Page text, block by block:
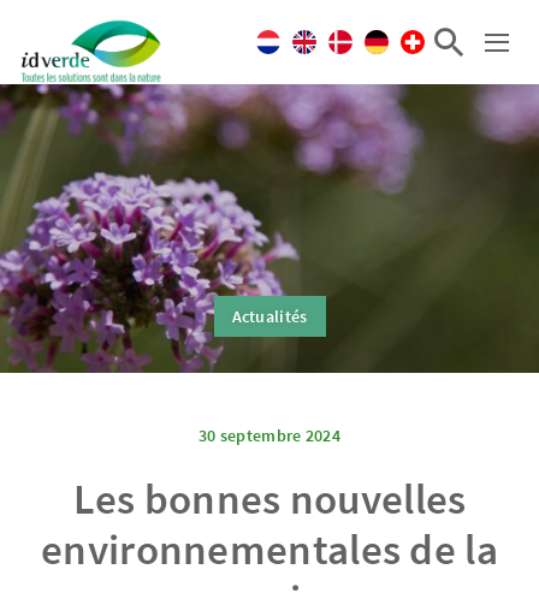
Actualités
30 septembre 2024
Les bonnes nouvelles
environnementales de la